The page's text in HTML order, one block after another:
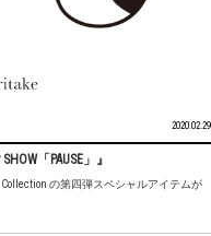
2020.02.29
「PAUSE」』
Collection の第四弾スペシャルアイテムが